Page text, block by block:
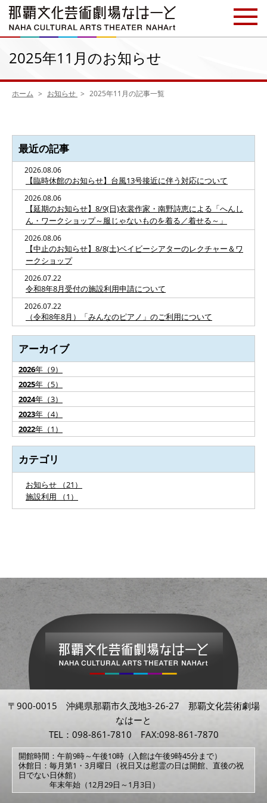
2025年11月のお知らせ
ホーム お知らせ 2025年11月の記事一覧
最近の記事
2026.08.06
【臨時休館のお知らせ】台風13号接近に伴う対応について
2026.08.06
【延期のお知らせ】8/9(日)衣裳作家・南野詩恵による「へんし
ん・ワークショップ～服じゃないものを着る／着せる～」
2026.08.06
【中止のお知らせ】8/8(土)ベイビーシアターのレクチャー＆ワ
ークショップ
2026.07.22
令和8年8月受付の施設利用申請について
2026.07.22
（令和8年8月）「みんなのピアノ」のご利用について
アーカイブ
2026年（9）
2025年（5）
2024年（3）
2023年（4）
2022年（1）
カテゴリ
お知らせ （21）
施設利用 （1）
〒900-0015 沖縄県那覇市久茂地3-26-27 那覇文化芸術劇場
なはーと
TEL：098-861-7810 FAX:098-861-7870
開館時間：午前9時～午後10時（入館は午後9時45分まで）
休館日：毎月第1・3月曜日（祝日又は慰霊の日は開館、直後の祝
日でない日休館）
年末年始（12月29日～1月3日）